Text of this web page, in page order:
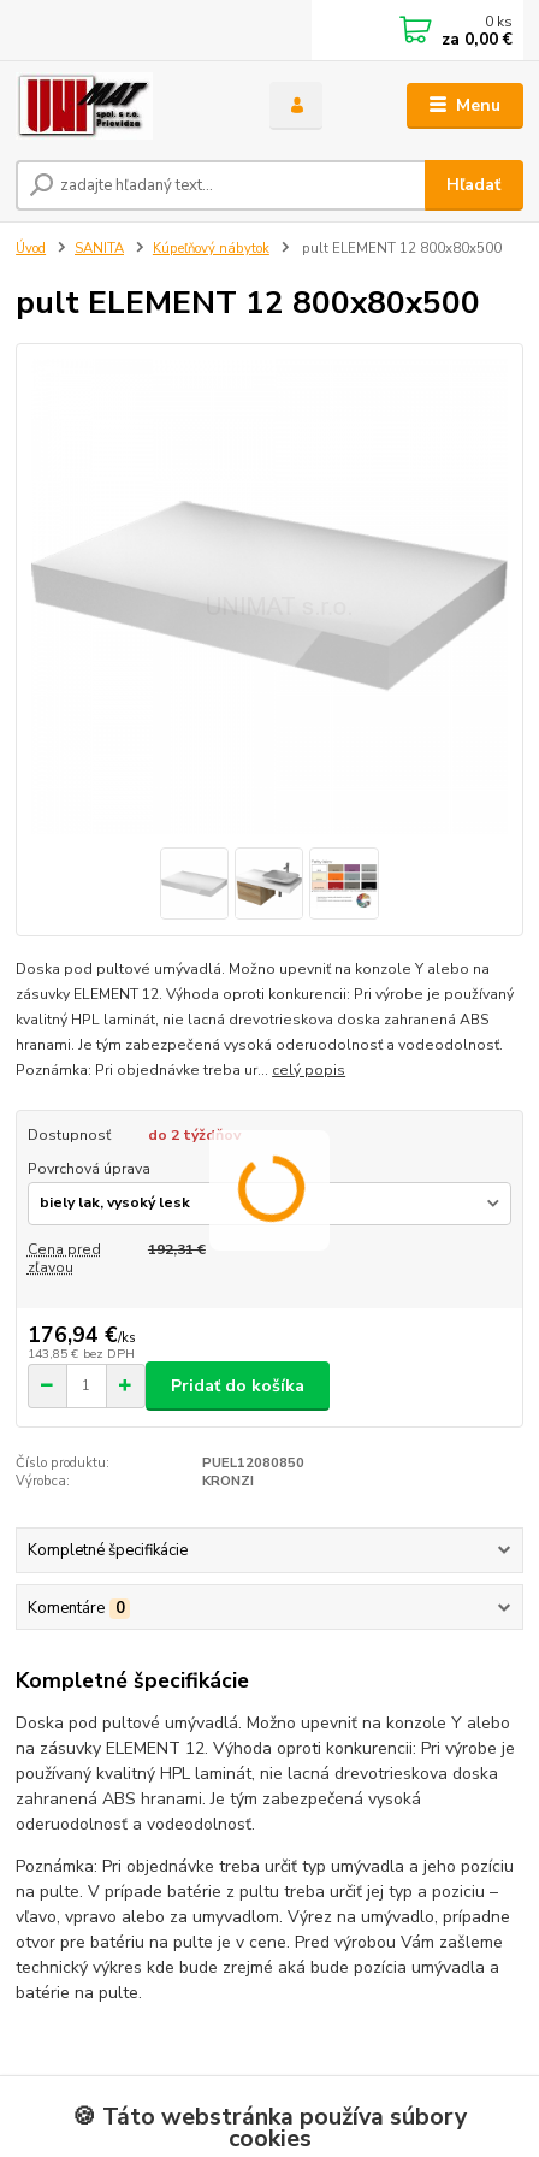
Menu
Hľadať
0 ks
za 0,00 €
Úvod SANITA Kúpeľňový nábytok pult ELEMENT 12 800x80x500
pult ELEMENT 12 800x80x500
Doska pod pultové umývadlá. Možno upevniť na konzole Y alebo na
zásuvky ELEMENT 12. Výhoda oproti konkurencii: Pri výrobe je používaný
kvalitný HPL laminát, nie lacná drevotrieskova doska zahranená ABS
hranami. Je tým zabezpečená vysoká oderuodolnosť a vodeodolnosť.
Poznámka: Pri objednávke treba ur... celý popis
Dostupnosť
do 2 týždňov
Povrchová úprava
Cena pred
zľavou
192,31 €
176,94 €/ks
143,85 € bez DPH
Pridať do košíka
Číslo produktu:
PUEL12080850
Výrobca:
KRONZI
Kompletné špecifikácie
Komentáre 0
Kompletné špecifikácie
Doska pod pultové umývadlá. Možno upevniť na konzole Y alebo
na zásuvky ELEMENT 12. Výhoda oproti konkurencii: Pri výrobe je
používaný kvalitný HPL laminát, nie lacná drevotrieskova doska
zahranená ABS hranami. Je tým zabezpečená vysoká
oderuodolnosť a vodeodolnosť.
Poznámka: Pri objednávke treba určiť typ umývadla a jeho pozíciu
na pulte. V prípade batérie z pultu treba určiť jej typ a poziciu –
vľavo, vpravo alebo za umyvadlom. Výrez na umývadlo, prípadne
otvor pre batériu na pulte je v cene. Pred výrobou Vám zašleme
technický výkres kde bude zrejmé aká bude pozícia umývadla a
batérie na pulte.
Tovar zaradený v kategóriách
🍪 Táto webstránka používa súbory
cookies